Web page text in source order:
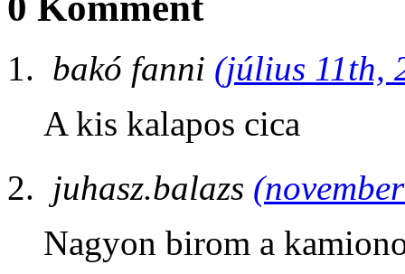
bakó fanni (július 11th,
A kis kalapos cica
juhasz.balazs
Nagyon birom a